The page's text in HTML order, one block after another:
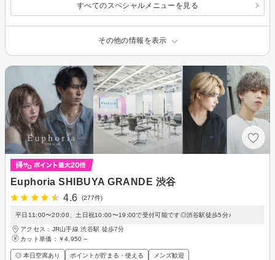
すべてのスペシャルメニューを見る
その他の情報を表示
Euphoria SHIBUYA GRANDE 渋谷
4.6
(277件)
平日11:00〜20:00、土日祝10:00〜19:00で受付可能です◎渋谷駅徒歩5分♪
アクセス：JR山手線 渋谷駅 徒歩7分
カット単価： ￥4,950～
◎ 本日空席あり ポイントが貯まる・使える メンズ歓迎